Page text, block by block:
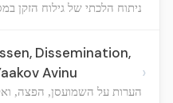
ניתוח הלכתי של גילוח הזקן
Dissemination,
Avinu
הערות על השמועסן, הפצה,
›